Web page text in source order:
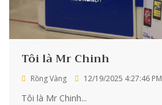
Tôi là Mr Chinh
Rồng Vàng 12/19/2025 4:27:46 PM
Tôi là Mr Chinh...